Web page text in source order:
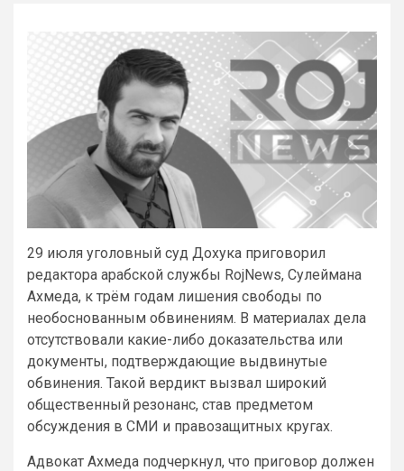
29 июля уголовный суд Дохука приговорил
редактора арабской службы RojNews, Сулеймана
Ахмеда, к трём годам лишения свободы по
необоснованным обвинениям. В материалах дела
отсутствовали какие-либо доказательства или
документы, подтверждающие выдвинутые
обвинения. Такой вердикт вызвал широкий
общественный резонанс, став предметом
обсуждения в СМИ и правозащитных кругах.
Адвокат Ахмеда подчеркнул, что приговор должен